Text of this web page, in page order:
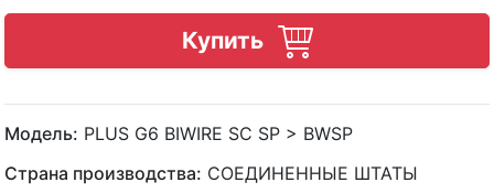
Купить
Модель: PLUS G6 BIWIRE SC SP > BWSP
Страна производства: СОЕДИНЕННЫЕ ШТАТЫ